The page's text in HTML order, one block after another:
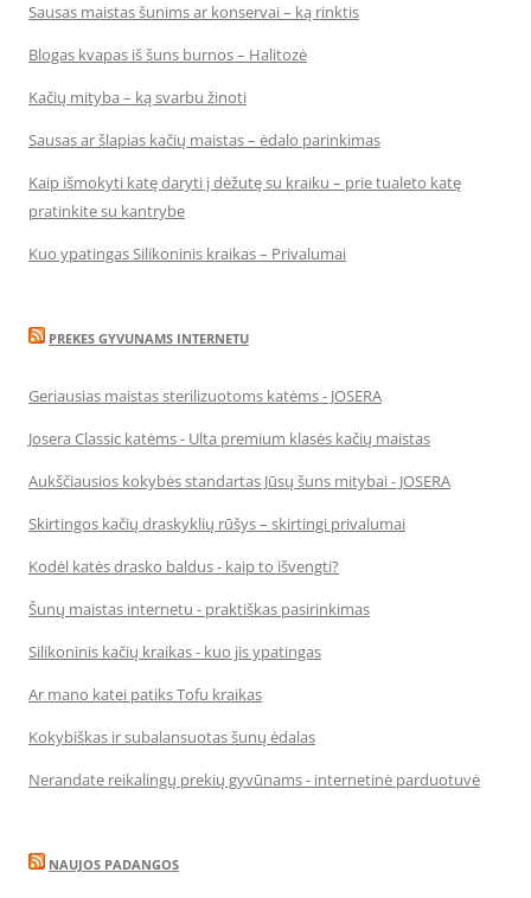
Sausas maistas šunims ar konservai – ką rinktis
Blogas kvapas iš šuns burnos – Halitozė
Kačių mityba – ką svarbu žinoti
Sausas ar šlapias kačių maistas – ėdalo parinkimas
Kaip išmokyti katę daryti į dėžutę su kraiku – prie tualeto katę
pratinkite su kantrybe
Kuo ypatingas Silikoninis kraikas – Privalumai
PREKES GYVUNAMS INTERNETU
Geriausias maistas sterilizuotoms katėms - JOSERA
Josera Classic katėms - Ulta premium klasės kačių maistas
Aukščiausios kokybės standartas Jūsų šuns mitybai - JOSERA
Skirtingos kačių draskyklių rūšys – skirtingi privalumai
Kodėl katės drasko baldus - kaip to išvengti?
Šunų maistas internetu - praktiškas pasirinkimas
Silikoninis kačių kraikas - kuo jis ypatingas
Ar mano katei patiks Tofu kraikas
Kokybiškas ir subalansuotas šunų ėdalas
Nerandate reikalingų prekių gyvūnams - internetinė parduotuvė
NAUJOS PADANGOS